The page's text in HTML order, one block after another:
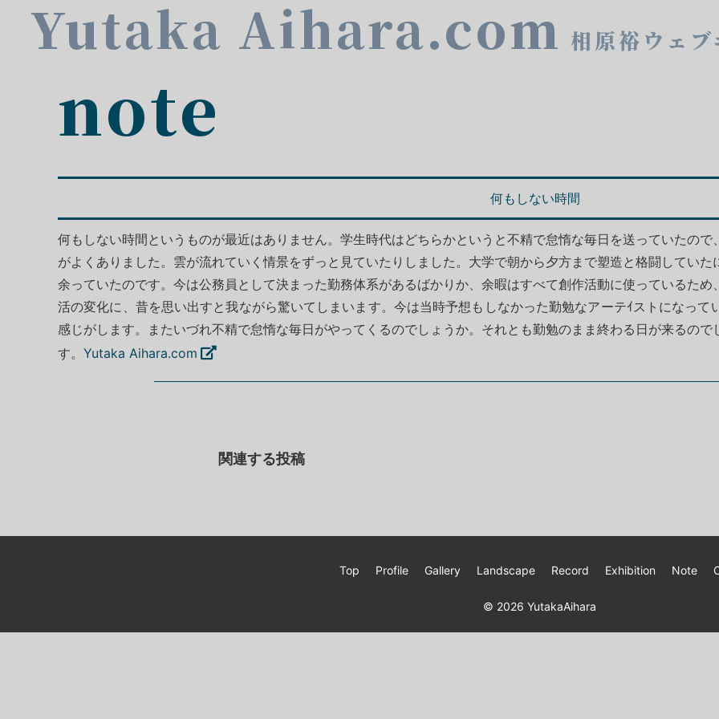
Yutaka Aihara.com 相原裕ウェ
note
何もしない時間
何もしない時間というものが最近はありません。学生時代はどちらかというと不精で怠惰な毎日を送っていたの
がよくありました。雲が流れていく情景をずっと見ていたりしました。大学で朝から夕方まで塑造と格闘してい
余っていたのです。今は公務員として決まった勤務体系があるばかりか、余暇はすべて創作活動に使っているた
活の変化に、昔を思い出すと我ながら驚いてしまいます。今は当時予想もしなかった勤勉なアーテｲストになっ
感じがします。またいづれ不精で怠惰な毎日がやってくるのでしょうか。それとも勤勉のまま終わる日が来るの
す。 Yutaka Aihara.com
関連する投稿
Top Profile Gallery Landscape Record Exhibition Note
© 2026 YutakaAihara